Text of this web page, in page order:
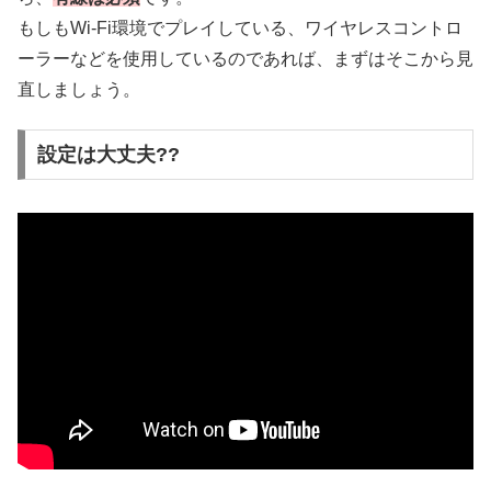
もしもWi-Fi環境でプレイしている、ワイヤレスコントロ
ーラーなどを使用しているのであれば、まずはそこから見
直しましょう。
設定は大丈夫??